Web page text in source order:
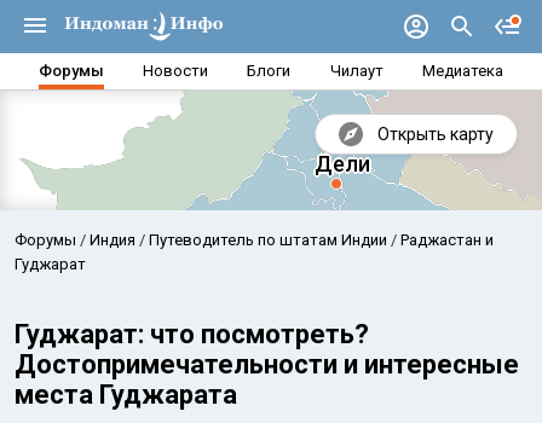
Форумы Новости Блоги Чилаут Медиатека
Открыть карту
Форумы Индия Путеводитель по штатам Индии
Раджастан и
Гуджарат
Гуджарат: что посмотреть?
Достопримечательности и интересные
места Гуджарата